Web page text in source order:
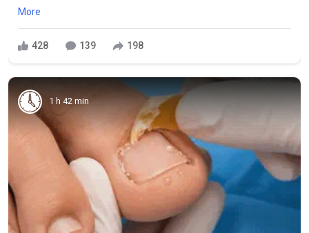
More
428 139 198
1 h 42 min